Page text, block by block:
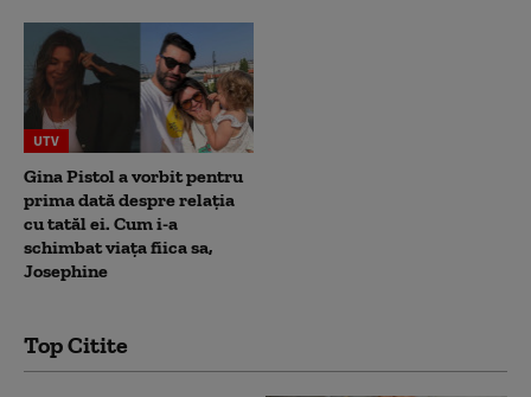
UTV
Gina Pistol a vorbit pentru
prima dată despre relația
cu tatăl ei. Cum i-a
schimbat viața fiica sa,
Josephine
Top Citite